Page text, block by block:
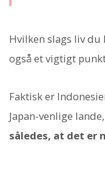
Hvilken slags liv
også et vigtigt
Faktisk er
Japan-venlige
således, at det er